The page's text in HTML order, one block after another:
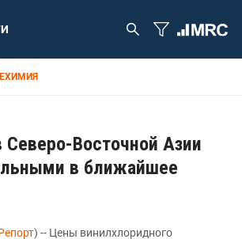
Восточной Азии
в ближайшее
) -- Цены винилхлоридного